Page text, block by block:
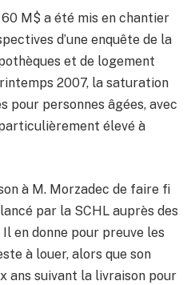
60 M$ a été mis en chantier
d’une enquête de la
et de logement
2007, la saturation
pour personnes âgées, avec
élevé à
à M. Morzadec de faire fi
par la SCHL auprès des
en donne pour preuve les
à louer, alors que son
ans suivant la livraison pour